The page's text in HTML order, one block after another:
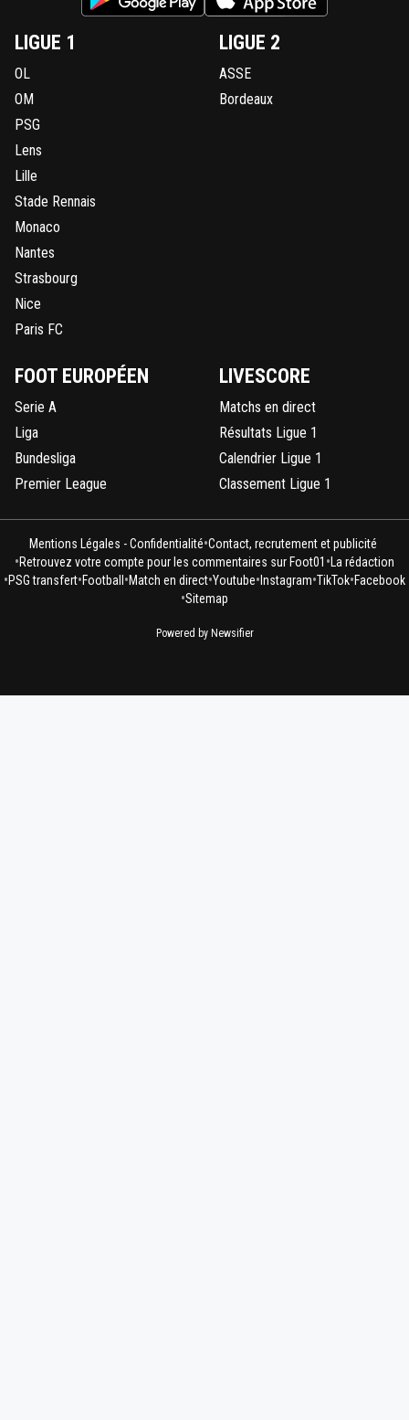
LIGUE 1
OL
OM
PSG
Lens
Lille
Stade Rennais
Monaco
Nantes
Strasbourg
Nice
Paris FC
LIGUE 2
ASSE
Bordeaux
FOOT EUROPÉEN
Serie A
Liga
Bundesliga
Premier League
LIVESCORE
Matchs en direct
Résultats Ligue 1
Calendrier Ligue 1
Classement Ligue 1
Mentions Légales - Confidentialité•Contact, recrutement et publicité
•Retrouvez votre compte pour les commentaires sur Foot01 • La rédaction
•PSG transfert•Football •Match en direct•Youtube• Instagram•TikTok•Facebook
•Sitemap
Powered by Newsifier